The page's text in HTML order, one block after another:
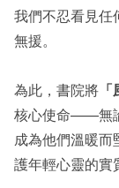
我們不忍看見任
無援。
為此，書院將
核心使命——無
成為他們溫暖
護年輕心靈的實